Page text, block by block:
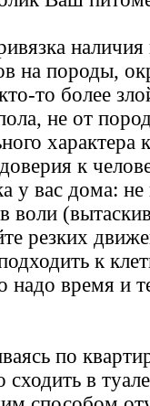
наличия
на породы,
то более
не от
характера
к
у вас дома: не
воли
резких
к
надо время и
по
в